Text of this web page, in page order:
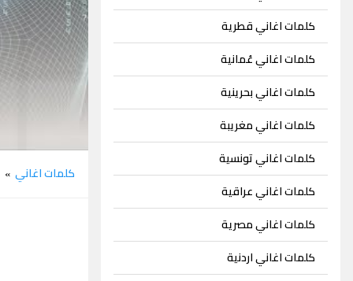
كلمات اغاني قطرية
كلمات اغاني عُمانية
كلمات اغاني بحرينية
كلمات اغاني مغريبة
كلمات اغاني تونسية
كلمات اغاني عراقية
كلمات اغاني مصرية
كلمات اغاني اردنية
كلمات اغاني »